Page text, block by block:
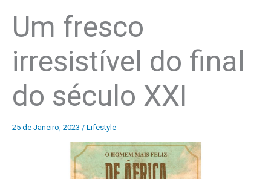
Um fresco
irresistível do final
do século XXI
25 de Janeiro, 2023 / Lifestyle